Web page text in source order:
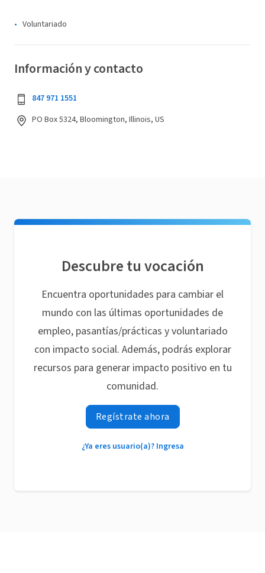
Voluntariado
Información y contacto
847 971 1551
PO Box 5324, Bloomington, Illinois, US
Descubre tu vocación
Encuentra oportunidades para cambiar el
mundo con las últimas oportunidades de
empleo, pasantías/prácticas y voluntariado
con impacto social. Además, podrás explorar
recursos para generar impacto positivo en tu
comunidad.
Regístrate ahora
¿Ya eres usuario(a)? Ingresa